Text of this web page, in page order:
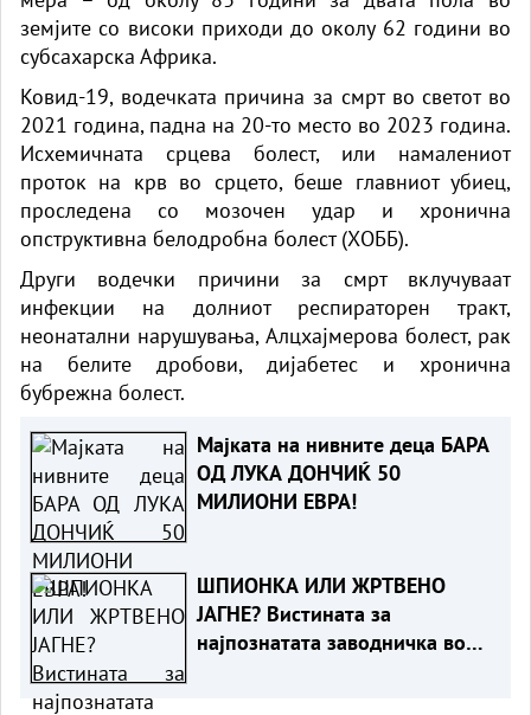
земјите со високи приходи до околу 62 години во
субсахарска Африка.
Ковид-19, водечката причина за смрт во светот во
2021 година, падна на 20-то место во 2023 година.
Исхемичната срцева болест, или намалениот
проток на крв во срцето, беше главниот убиец,
проследена со мозочен удар и хронична
опструктивна белодробна болест (ХОББ).
Други водечки причини за смрт вклучуваат
инфекции на долниот респираторен тракт,
неонатални нарушувања, Алцхајмерова болест, рак
на белите дробови, дијабетес и хронична
бубрежна болест.
Мајката на нивните деца БАРА
ОД ЛУКА ДОНЧИЌ 50
МИЛИОНИ ЕВРА!
ШПИОНКА ИЛИ ЖРТВЕНО
ЈАГНЕ? Вистината за
најпознатата заводничка во